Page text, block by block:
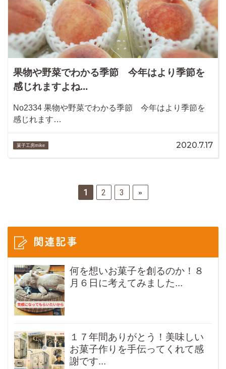
果物や野菜でわかる季節 今年はより季節を
感じれますよね...
No2334 果物や野菜でわかる季節 今年はより季節を
感じれます…
菓子工房mike 2020.7.17
1 2 3 »
関連記事
何を想いお菓子を創るのか！８
月６日に考えてみました...
１７年間ありがとう！美味しい
お菓子作りを手伝ってくれて感
謝です...